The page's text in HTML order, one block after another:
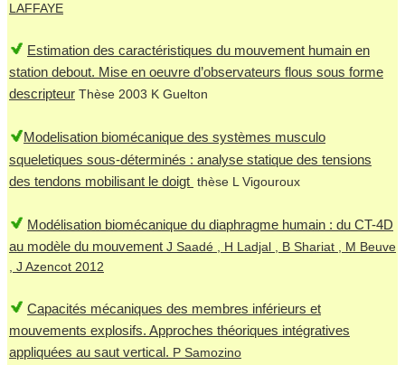
LAFFAYE
Estimation des caractéristiques du mouvement humain en
station debout. Mise en oeuvre d’observateurs flous sous forme
descripteur Thèse 2003 K Guelton
Modelisation biomécanique des systèmes musculo
squeletiques sous-déterminés : analyse statique des tensions
des tendons mobilisant le doigt thèse L Vigouroux
Modélisation biomécanique du diaphragme humain : du CT-4D
au modèle du mouvement J Saadé , H Ladjal , B Shariat , M Beuve
, J Azencot 2012
Capacités mécaniques des membres inférieurs et
mouvements explosifs. Approches théoriques intégratives
appliquées au saut vertical. P Samozino